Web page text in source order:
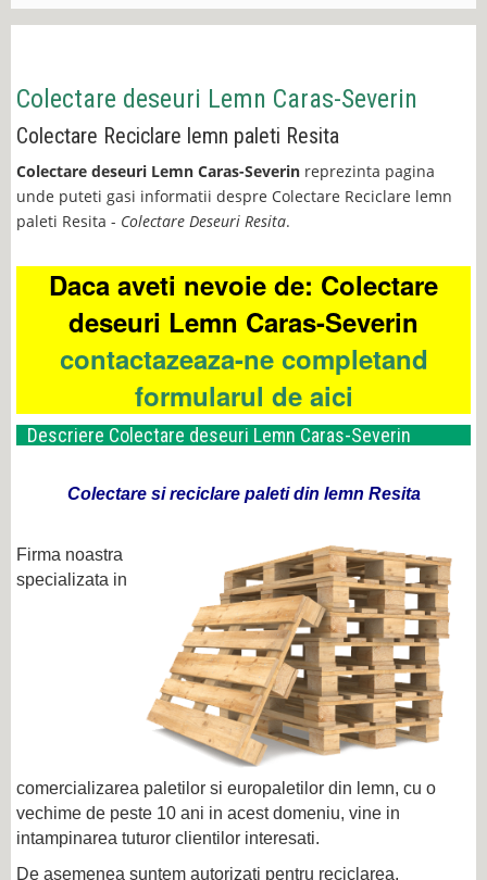
Colectare deseuri Lemn Caras-Severin
Colectare Reciclare lemn paleti Resita
Colectare deseuri Lemn Caras-Severin reprezinta pagina
unde puteti gasi informatii despre Colectare Reciclare lemn
paleti Resita - Colectare Deseuri Resita.
Daca aveti nevoie de: Colectare
deseuri Lemn Caras-Severin
contactazeaza-ne completand
formularul de aici
Descriere Colectare deseuri Lemn Caras-Severin
Colectare si reciclare paleti din lemn Resita
Firma noastra
specializata in
comercializarea paletilor si europaletilor din lemn, cu o
vechime de peste 10 ani in acest domeniu, vine in
intampinarea tuturor clientilor interesati.
De asemenea suntem autorizati pentru reciclarea,